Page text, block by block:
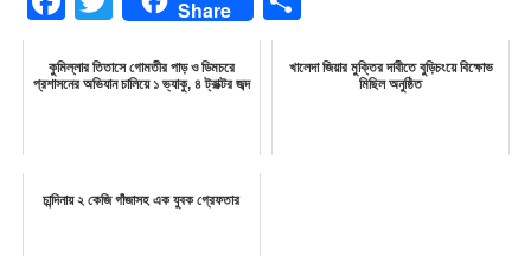
Share
কুমিল্লার তিতাসে গোমতীর পাড় ও ডিমচরে
প্রশাসনের অভিযান চালিয়ে ১ ভ্যাকু, ৪ ট্রাক্টর জব্দ
খালেদা জিয়ার মুক্তির দাবীতে বুড়িচংয়ে বিক্ষোভ
মিছিল অনুষ্ঠিত
চান্দিনায় ২ কেজি গাঁজাসহ এক যুবক গ্রেফতার